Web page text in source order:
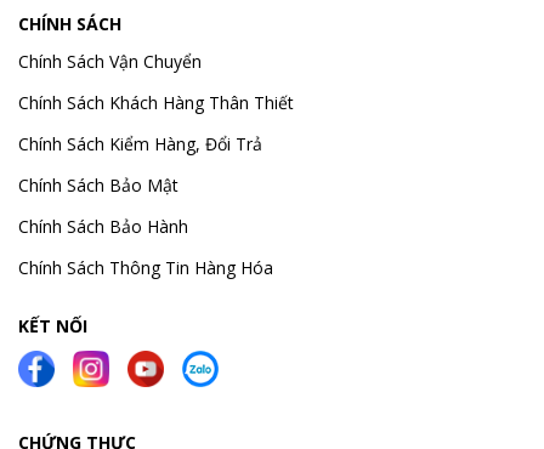
CHÍNH SÁCH
Chính Sách Vận Chuyển
Chính Sách Khách Hàng Thân Thiết
Chính Sách Kiểm Hàng, Đổi Trả
Chính Sách Bảo Mật
Chính Sách Bảo Hành
Chính Sách Thông Tin Hàng Hóa
KẾT NỐI
CHỨNG THỰC